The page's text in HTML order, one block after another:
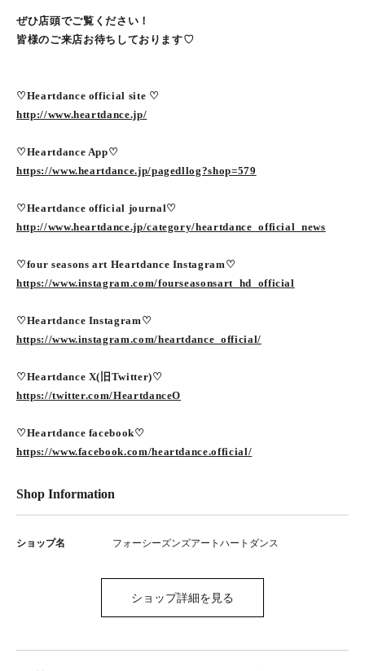
ぜひ店頭でご覧ください！
皆様のご来店お待ちしております♡
♡Heartdance official site ♡
http://www.heartdance.jp/
♡Heartdance App♡
https://www.heartdance.jp/pagedllog?shop=579
♡Heartdance official journal♡
http://www.heartdance.jp/category/heartdance_official_news
♡four seasons art Heartdance Instagram♡
https://www.instagram.com/fourseasonsart_hd_official
♡Heartdance Instagram♡
https://www.instagram.com/heartdance_official/
♡Heartdance X(旧Twitter)♡
https://twitter.com/HeartdanceO
♡Heartdance facebook♡
https://www.facebook.com/heartdance.official/
Shop Information
ショップ名 フォーシーズンズアートハートダンス
ショップ詳細を見る